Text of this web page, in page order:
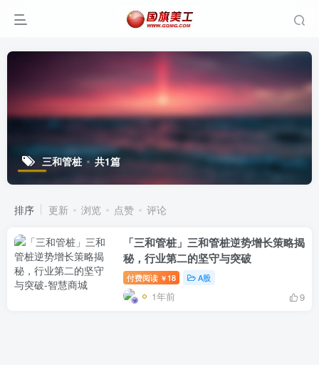
三和管桩 共1篇
排序 更新 浏览 点赞 评论
「三和管桩」三和管桩逆势增长策略揭
秘，行业第二的坚守与突破
付费阅读 ￥ 18 A股
1年前 9